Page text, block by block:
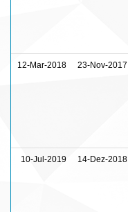
12-Mar-2018 23-Nov-2017
10-Jul-2019 14-Dez-2018